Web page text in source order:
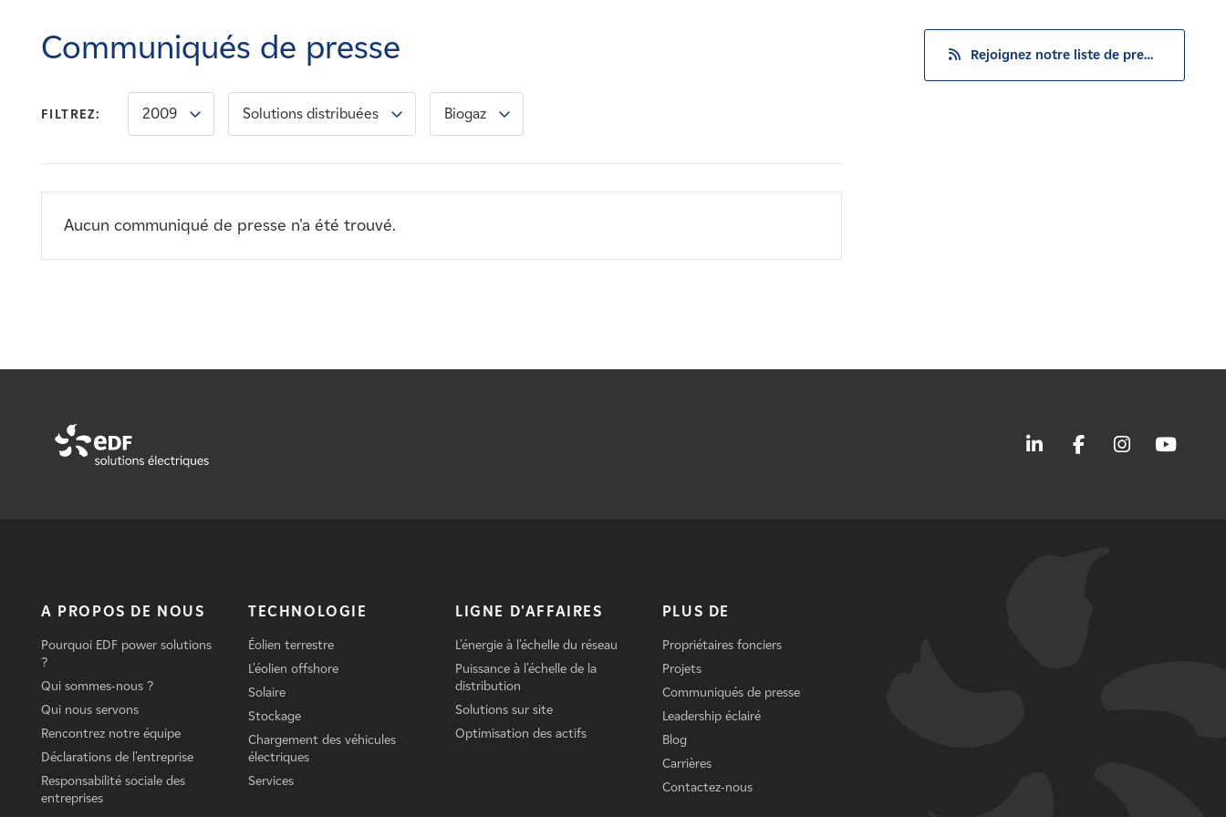
Nouvelles
Contactez-nous
Communiqués de presse
FILTREZ: 2009 Solutions distribuées Biogaz
Aucun communiqué de presse n'a été trouvé.
Rejoignez notre liste de presse
A PROPOS DE NOUS
Pourquoi EDF power solutions
?
Qui sommes-nous ?
Qui nous servons
Rencontrez notre équipe
Déclarations de l'entreprise
Responsabilité sociale des
entreprises
TECHNOLOGIE
Éolien terrestre
L'éolien offshore
Solaire
Stockage
Chargement des véhicules
électriques
Services
LIGNE D'AFFAIRES
L'énergie à l'échelle du réseau
Puissance à l'échelle de la
distribution
Solutions sur site
Optimisation des actifs
PLUS DE
Propriétaires fonciers
Projets
Communiqués de presse
Leadership éclairé
Blog
Carrières
Contactez-nous